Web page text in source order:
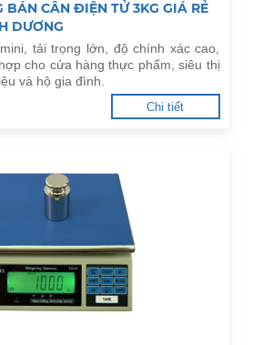
BÁN CÂN ĐIỆN TỬ 3KG GIÁ RẺ
DƯƠNG
tải trọng lớn, độ chính xác cao,
cho cửa hàng thực phẩm, siêu thị
và hộ gia đình.
Chi tiết